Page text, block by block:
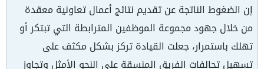
إن الضغوط الناتجة عن تقديم نتائج أعمال تعاونية معقدة
من خلال جهود مجموعة الموظفين المترابطة التي تبتكر أو
تهلك باستمرار، جعلت القيادة تركز بشكل مكثف على
تسهيل تحالفات الفريق المنسقة على النحو الأمثل وتجاوز